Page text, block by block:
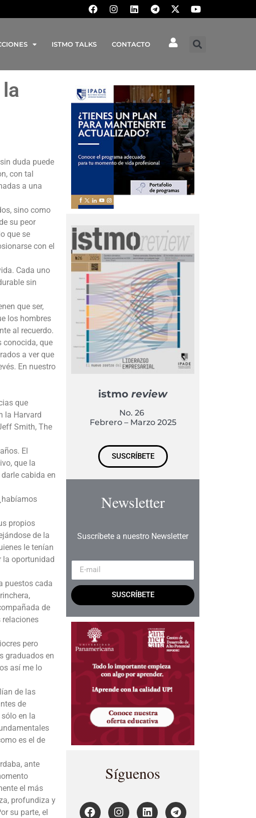
ISTMO TALKS CONTACTO
duda puede
con tal
a una
sino como
su peor
que se
con el
Cada uno
sin
que ser,
los hombres
al recuerdo.
conocida, que
a ver que
En nuestro
que
la Harvard
Smith, The
El
que la
cabida en
propios
de la
le tenían
la oportunidad
puestos cada
de
relaciones
pero
graduados en
así me lo
de las
de
en la
es el de
ante
el más
profundiza y
su parte, el
istmoreview
No. 26
Febrero – Marzo 2025
SUSCRÍBETE
Newsletter
Suscríbete a nuestro Newsletter
SUSCRÍBETE
Síguenos